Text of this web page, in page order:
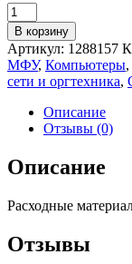
Количество
товара
Картридж
Canon
PFI-
030Y
желтый
(3492C001)
В корзину
Артикул: 1288157
МФУ, Компьютеры,
сети и оргтехника,
Описание
Отзывы (0)
Описание
Расходные
Отзывы